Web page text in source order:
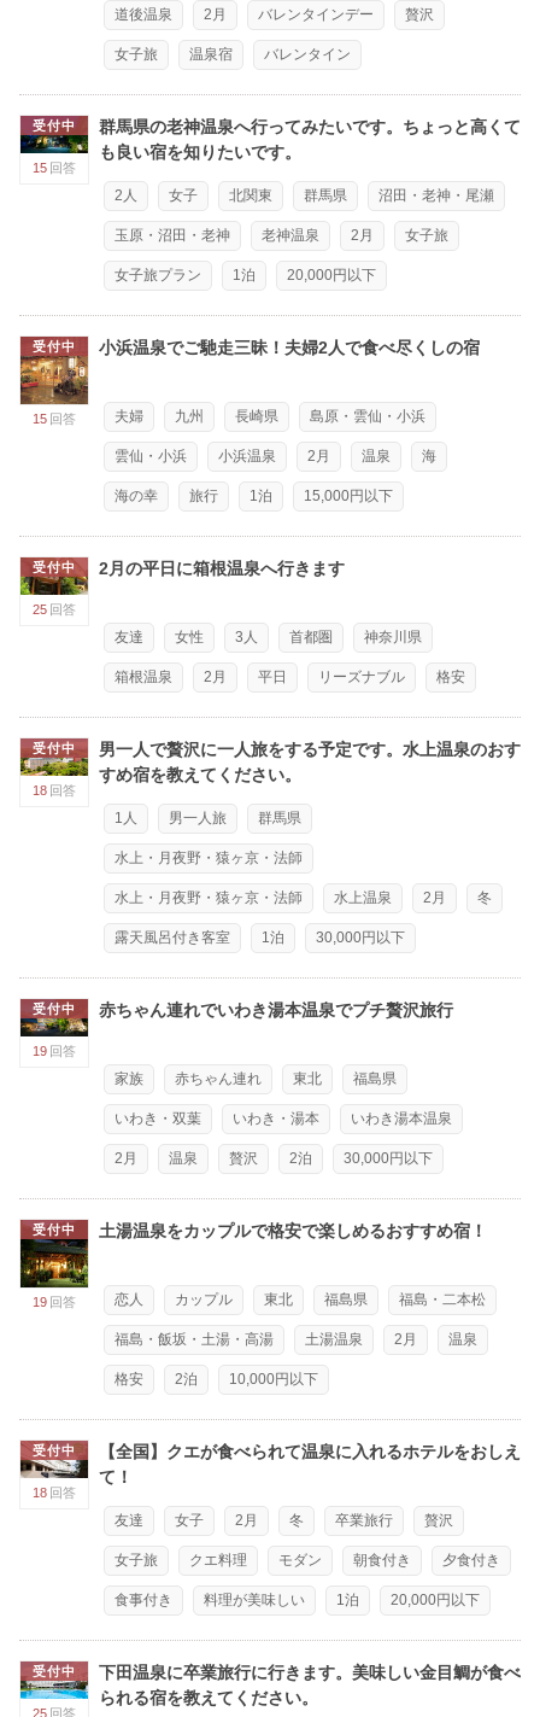
道後温泉 2月 バレンタインデー 贅沢
女子旅 温泉宿 バレンタイン
受付中
15 回答
群馬県の老神温泉へ行ってみたいです。ちょっと高くて
も良い宿を知りたいです。
2人 女子 北関東 群馬県 沼田・老神・尾瀬
玉原・沼田・老神 老神温泉 2月 女子旅
女子旅プラン 1泊 20,000円以下
受付中
15 回答
小浜温泉でご馳走三昧！夫婦2人で食べ尽くしの宿
夫婦 九州 長崎県 島原・雲仙・小浜
雲仙・小浜 小浜温泉 2月 温泉 海
海の幸 旅行 1泊 15,000円以下
受付中
25 回答
2月の平日に箱根温泉へ行きます
友達 女性 3人 首都圏 神奈川県
箱根温泉 2月 平日 リーズナブル 格安
受付中
18 回答
男一人で贅沢に一人旅をする予定です。水上温泉のおす
すめ宿を教えてください。
1人 男一人旅 群馬県
水上・月夜野・猿ヶ京・法師
水上・月夜野・猿ヶ京・法師 水上温泉 2月 冬
露天風呂付き客室 1泊 30,000円以下
受付中
19 回答
赤ちゃん連れでいわき湯本温泉でプチ贅沢旅行
家族 赤ちゃん連れ 東北 福島県
いわき・双葉 いわき・湯本 いわき湯本温泉
2月 温泉 贅沢 2泊 30,000円以下
受付中
19 回答
土湯温泉をカップルで格安で楽しめるおすすめ宿！
恋人 カップル 東北 福島県 福島・二本松
福島・飯坂・土湯・高湯 土湯温泉 2月 温泉
格安 2泊 10,000円以下
受付中
18 回答
【全国】クエが食べられて温泉に入れるホテルをおしえ
て！
友達 女子 2月 冬 卒業旅行 贅沢
女子旅 クエ料理 モダン 朝食付き 夕食付き
食事付き 料理が美味しい 1泊 20,000円以下
受付中
25 回答
下田温泉に卒業旅行に行きます。美味しい金目鯛が食べ
られる宿を教えてください。